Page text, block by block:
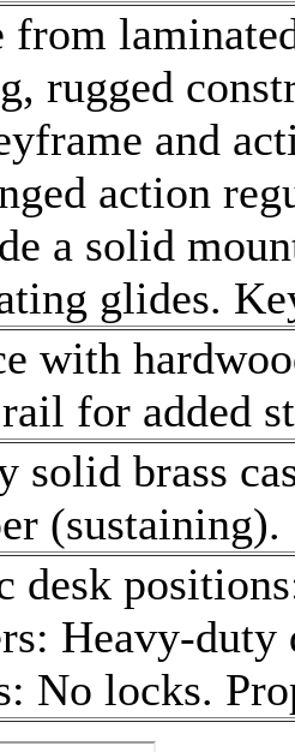
from
rugged
and
action
a solid
glides.
with
for added
solid brass
(sustaining).
desk
Heavy-duty
No locks.